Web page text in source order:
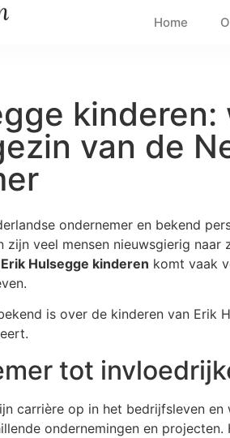
Home
van de
ondernemer en bekend
veel mensen nieuwsgierig naar
Erik Hulsegge kinderen komt vaak
is over de kinderen van Erik
tot
carrière op in het bedrijfsleven
ondernemingen en